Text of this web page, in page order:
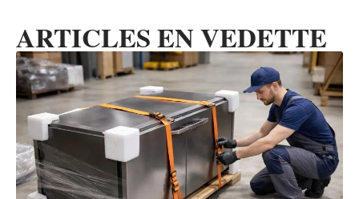
ARTICLES EN VEDETTE